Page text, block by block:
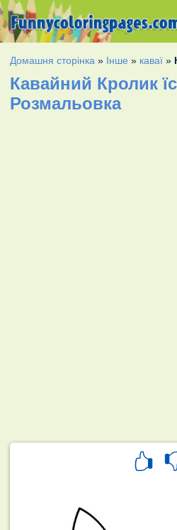
Домашня сторінка » Інше » каваї »
Кавайний Кролик
Розмальовка